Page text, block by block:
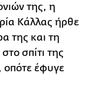
της, η
Κάλλας ήρθε
της και τη
σπίτι της
οπότε έφυγε